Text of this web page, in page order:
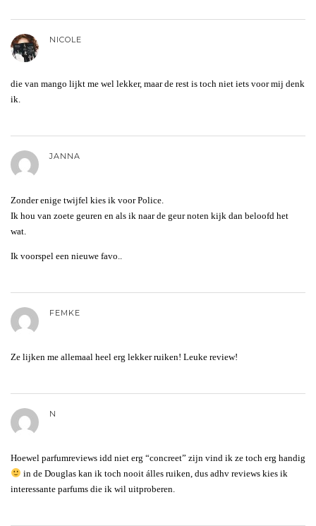
NICOLE
die van mango lijkt me wel lekker, maar de rest is toch niet iets voor mij denk
ik.
JANNA
Zonder enige twijfel kies ik voor Police.
Ik hou van zoete geuren en als ik naar de geur noten kijk dan beloofd het
wat.
Ik voorspel een nieuwe favo..
FEMKE
Ze lijken me allemaal heel erg lekker ruiken! Leuke review!
N
Hoewel parfumreviews idd niet erg “concreet” zijn vind ik ze toch erg handig
in de Douglas kan ik toch nooit álles ruiken, dus adhv reviews kies ik
interessante parfums die ik wil uitproberen.